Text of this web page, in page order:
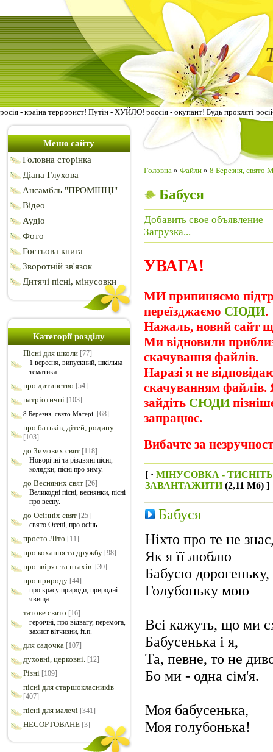
росія - країна террорист! Путін - ХУЙЛО! россія - окупант! Будь прокляті
Меню сайту
Головна сторінка
Діана Глухова
Ансамбль "ПРОМІНЦІ"
Відео
Аудіо
Фото
Гостьова книга
Зворотній зв'язок
Дитячі пісні, мінусовки
Категорії розділу
Пісні для школи [77]
1 вересня, випускний, шкільна
тематика
про дитинство [54]
патріотичні [103]
8 Березня, свято Матері. [68]
про батьків, дітей, родину
[103]
до Зимових свят [118]
Новорічні та різдвяні пісні,
колядки, пісні про зиму.
до Весняних свят [26]
Великодні пісні, веснянки, пісні
про весну.
до Осінніх свят [25]
свято Осені, про осінь.
просто Літо [11]
про кохання та дружбу [98]
про звірят та птахів. [30]
про природу [44]
про красу природи, природні
явища.
татове свято [16]
героїчні, про відвагу, перемога,
захист вітчизни, іт.п.
для садочка [107]
духовні, церковні. [12]
Різні [109]
пісні для старшокласників
[407]
пісні для малечі [341]
НЕСОРТОВАНЕ [3]
Головна » Файли » 8 Березня, свято
Бабуся
Добавить свое объявление
Загрузка...
УВАГА!
МИ припиняємо
переїзджаємо СЮДИ.
Нажаль, новий сайт
Ми відновили
скачування файлів.
Наразі я не
скачуванням файлів.
зайдіть СЮДИ
запрацює.
Вибачте за
[ · МІНУСОВКА -
ЗАВАНТАЖИТИ(2,11 Мб) ]
Бабуся
Ніхто про те не
Як я її люблю
Бабусю дорогеньку,
Голубоньку мою
Всі кажуть, що ми
Бабусенька і я,
Та, певне, то не
Бо ми - одна сім'я.
Моя бабусенька,
Моя голубонька!